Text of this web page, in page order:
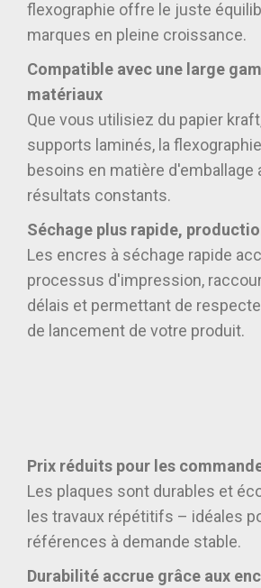
flexographie offre le juste
marques en pleine croissance.
Compatible avec une large
matériaux
Que vous utilisiez du papier
supports laminés, la
besoins en matière d'emballage
résultats constants.
Séchage plus rapide,
Les encres à séchage rapide
processus d'impression,
délais et permettant de
de lancement de votre produit.
Prix ​​réduits pour les
Les plaques sont durables et
les travaux répétitifs – idéales
références à demande stable.
Durabilité accrue grâce aux